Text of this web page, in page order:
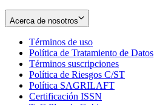
Acerca de nosotros
Términos de uso
in
new
window
Política de Tratamiento de Datos
Términos suscripciones
in
Política de Riesgos C/ST
Política SAGRILAFT
Certificación ISSN